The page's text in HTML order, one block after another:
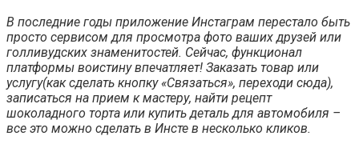
В последние годы приложение Инстаграм перестало быть
просто сервисом для просмотра фото ваших друзей или
голливудских знаменитостей. Сейчас, функционал
платформы воистину впечатляет! Заказать товар или
услугу(как сделать кнопку «Связаться», переходи сюда),
записаться на прием к мастеру, найти рецепт
шоколадного торта или купить деталь для автомобиля –
все это можно сделать в Инсте в несколько кликов.